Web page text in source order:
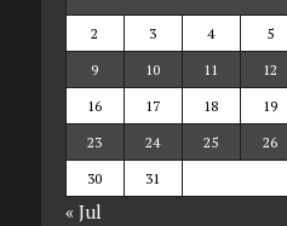
2
3 4 5
9
10 11 12
16
17 18 19
23
24 25 26
30
31
« Jul